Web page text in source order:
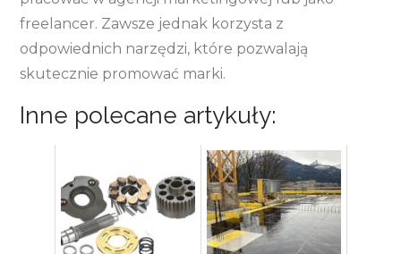
freelancer. Zawsze jednak korzysta z
odpowiednich narzędzi, które pozwalają
skutecznie promować marki.
Inne polecane artykuły: